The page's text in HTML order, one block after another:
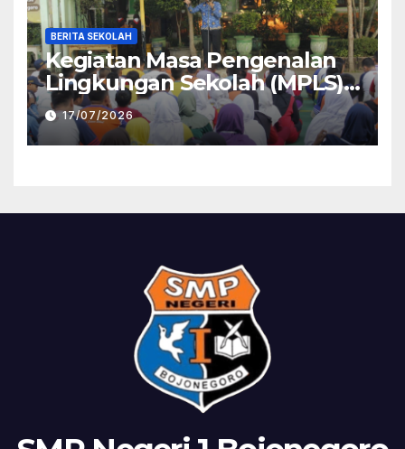
BERITA SEKOLAH
Kegiatan Masa Pengenalan
Lingkungan Sekolah (MPLS)
ramah 2026 hari terakhir
17/07/2026